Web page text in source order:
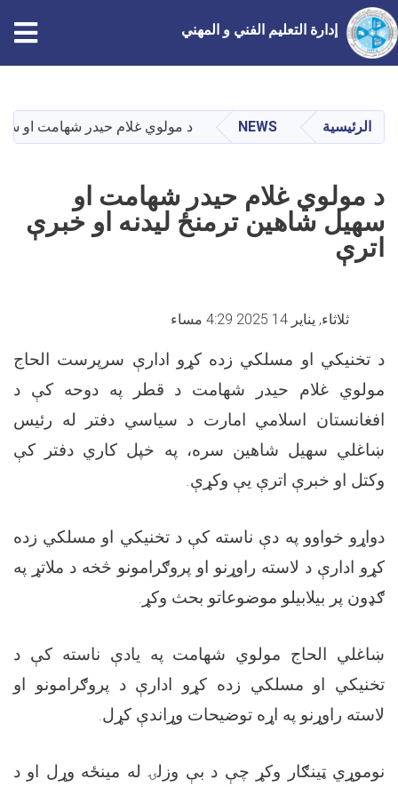
المحتوى
الرئيسي
إدارة التعليم الفني و المهني
الرئيسية NEWS د مولوي غلام حیدر شهامت او
د مولوي غلام حیدر شهامت او
سهیل شاهین ترمنځ لیدنه او خبرې
اترې
ثلاثاء, يناير 14 2025 4:29 مساء
د تخنیکي او مسلکي زده کړو ادارې سرپرست الحاج
مولوي غلام حیدر شهامت د قطر په دوحه کې د
افغانستان اسلامي امارت د سیاسي دفتر له رئیس
ښاغلي سهیل شاهین سره، په خپل کاري دفتر کې
وکتل او خبرې اترې یې وکړې.
دواړو خواوو په دې ناسته کې د تخنیکي او مسلکي زده
کړو ادارې د لاسته راوړنو او پروګرامونو څخه د ملاتړ په
ګډون پر بیلابیلو موضوعاتو بحث وکړ.
ښاغلي الحاج مولوي شهامت په یادې ناسته کې د
تخنیکي او مسلکي زده کړو ادارې د پروګرامونو او
لاسته راوړنو په اړه توضیحات وړاندې کړل.
نوموړي ټینګار وکړ چې د بې وزلۍ له مینځه وړل او د